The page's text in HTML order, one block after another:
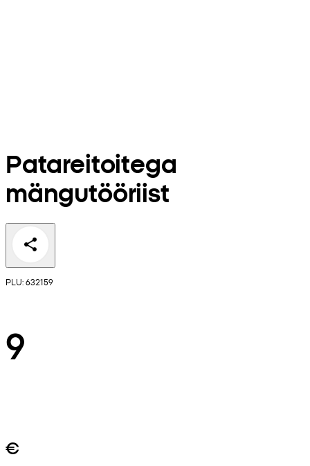
Patareitoitega
mängutööriist
PLU: 632159
9
€